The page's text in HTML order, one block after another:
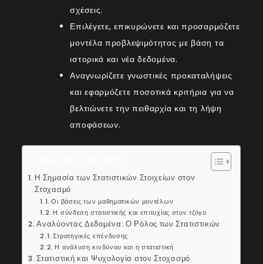
σχέσεις.
Επιλέγετε, επικυρώνετε και προσαρμόζετε
μοντέλα προβλεψιμότητας με βάση τα
ιστορικά και νέα δεδομένα.
Αναγνωρίζετε γνωστικές προκαταλήψεις
και εφαρμόζετε ποσοτικά κριτήρια για να
βελτιώνετε την πειθαρχία και τη λήψη
αποφάσεων.
Η Σημασία των Στατιστικών Στοιχείων στον
Στοχασμό
Οι βάσεις των μαθηματικών μοντέλων
Η σύνδεση στατιστικής και επιτυχίας στον τζόγο
Αναλύοντας Δεδομένα: Ο Ρόλος των Στατιστικών
Στρατηγικές επένδυσης
Η ανάλυση κινδύνου και η στατιστική
Στατιστική και Ψυχολογία στον Στοχασμό